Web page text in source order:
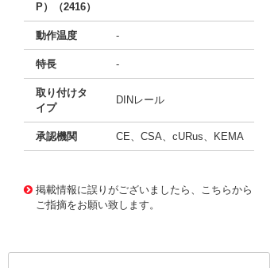
P）（2416）
動作温度 -
特長 -
取り付けタ
イプ
DINレール
承認機関 CE、CSA、cURus、KEMA
掲載情報に誤りがございましたら、こちらから
ご指摘をお願い致します。